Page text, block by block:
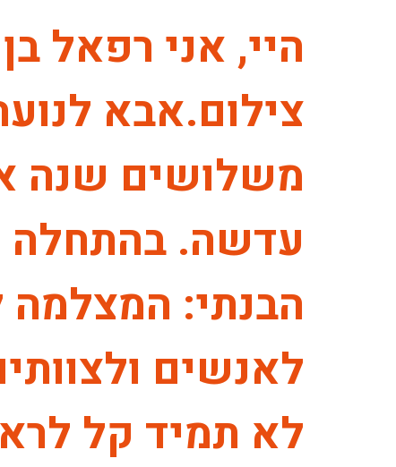
היי, אני רפאל
צילום.אבא
משלושים שנה
עדשה. בהתחלה
הבנתי: המצלמה
לאנשים
לא תמיד קל